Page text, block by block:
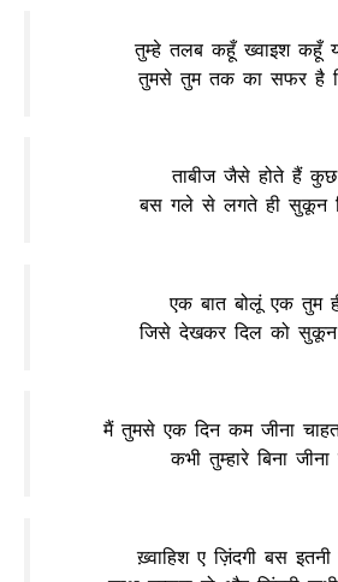
तुम्हे तलब कहूँ ख्वाइश कहूँ
तुमसे तुम तक का सफर है
ताबीज जैसे होते हैं
बस गले से लगते ही सुकून
एक बात बोलूं एक तुम
जिसे देखकर दिल को सुकून
मैं तुमसे एक दिन कम जीना
कभी तुम्हारे बिना
ख़्वाहिश ए ज़िंदगी बस